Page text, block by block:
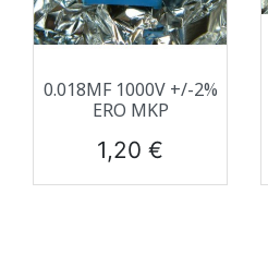
0.018ΜF 1000V +/-2%
ERO MKP
Prix
1,20 €